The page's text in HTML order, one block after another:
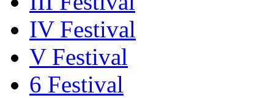
IV Festival
V Festival
6 Festival